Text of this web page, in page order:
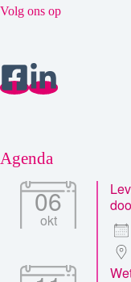
Volg ons op
Agenda
06
okt